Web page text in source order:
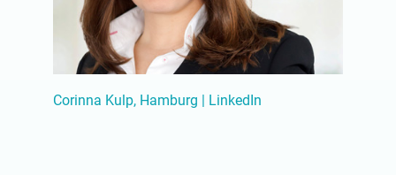
Corinna Kulp, Hamburg | LinkedIn